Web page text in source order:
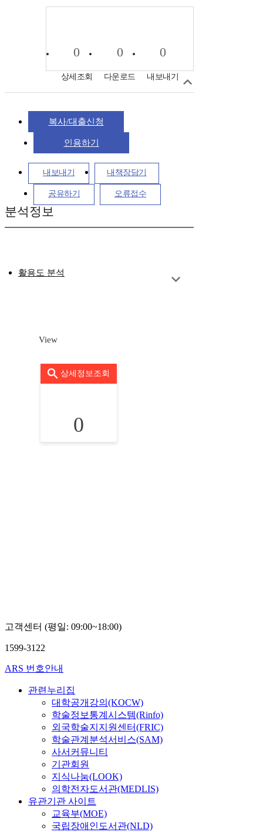
0
상세조회
0
다운로드
0
내보내기
복사/대출신청
인용하기
내보내기 내책장담기
공유하기 오류접수
분석정보
활용도 분석
View
상세정보조회
0
고객센터 (평일: 09:00~18:00)
1599-3122
ARS 번호안내
관련누리집
대학공개강의(KOCW)
학술정보통계시스템(Rinfo)
외국학술지지원센터(FRIC)
학술관계분석서비스(SAM)
사서커뮤니티
기관회원
지식나눔(LOOK)
의학전자도서관(MEDLIS)
유관기관 사이트
교육부(MOE)
국립장애인도서관(NLD)